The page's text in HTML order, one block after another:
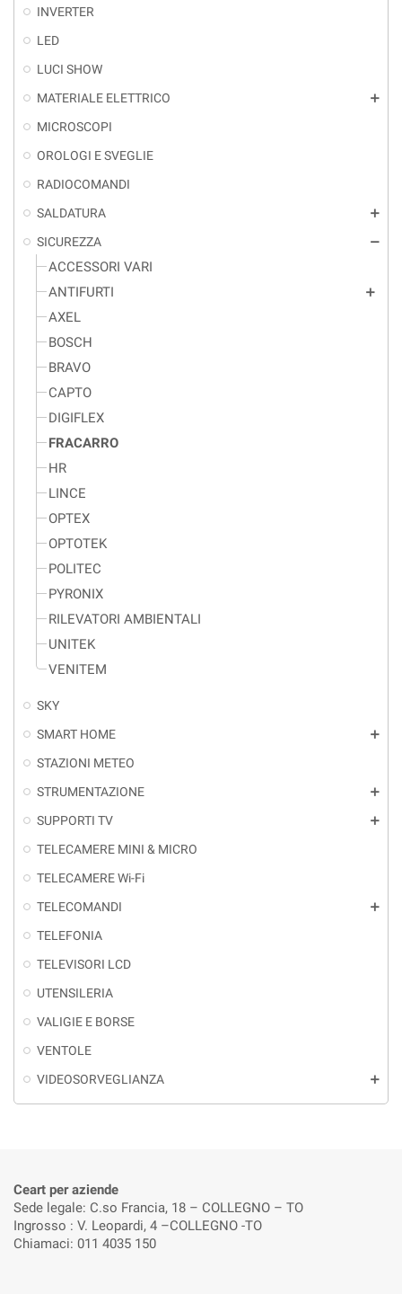
INVERTER
LED
LUCI SHOW
MATERIALE ELETTRICO
add
MICROSCOPI
OROLOGI E SVEGLIE
RADIOCOMANDI
SALDATURA
add
SICUREZZA remove
ACCESSORI VARI
ANTIFURTI
add
AXEL
BOSCH
BRAVO
CAPTO
DIGIFLEX
FRACARRO
HR
LINCE
OPTEX
OPTOTEK
POLITEC
PYRONIX
RILEVATORI AMBIENTALI
UNITEK
VENITEM
SKY
SMART HOME
add
STAZIONI METEO
STRUMENTAZIONE
add
SUPPORTI TV add
TELECAMERE MINI & MICRO
TELECAMERE Wi-Fi
TELECOMANDI
add
TELEFONIA
TELEVISORI LCD
UTENSILERIA
VALIGIE E BORSE
VENTOLE
VIDEOSORVEGLIANZA
add
Ceart per aziende
Sede legale: C.so Francia, 18 – COLLEGNO – TO
Ingrosso : V. Leopardi, 4 –COLLEGNO -TO
Chiamaci: 011 4035 150